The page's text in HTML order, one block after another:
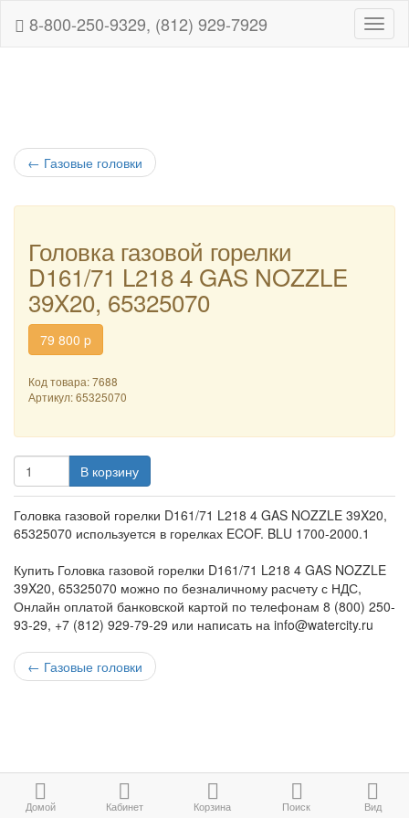
8-800-250-9329, (812) 929-7929
← Газовые головки
Головка газовой горелки
D161/71 L218 4 GAS NOZZLE
39X20, 65325070
79 800 p
Код товара: 7688
Артикул:65325070
В корзину
Головка газовой горелки D161/71 L218 4 GAS NOZZLE 39X20,
65325070 используется в горелках ECOF. BLU 1700-2000.1
Купить Головка газовой горелки D161/71 L218 4 GAS NOZZLE
39X20, 65325070 можно по безналичному расчету с НДС,
Онлайн оплатой банковской картой по телефонам 8 (800) 250-
93-29, +7 (812) 929-79-29 или написать на info@watercity.ru
← Газовые головки
Домой Кабинет Корзина Поиск Вид